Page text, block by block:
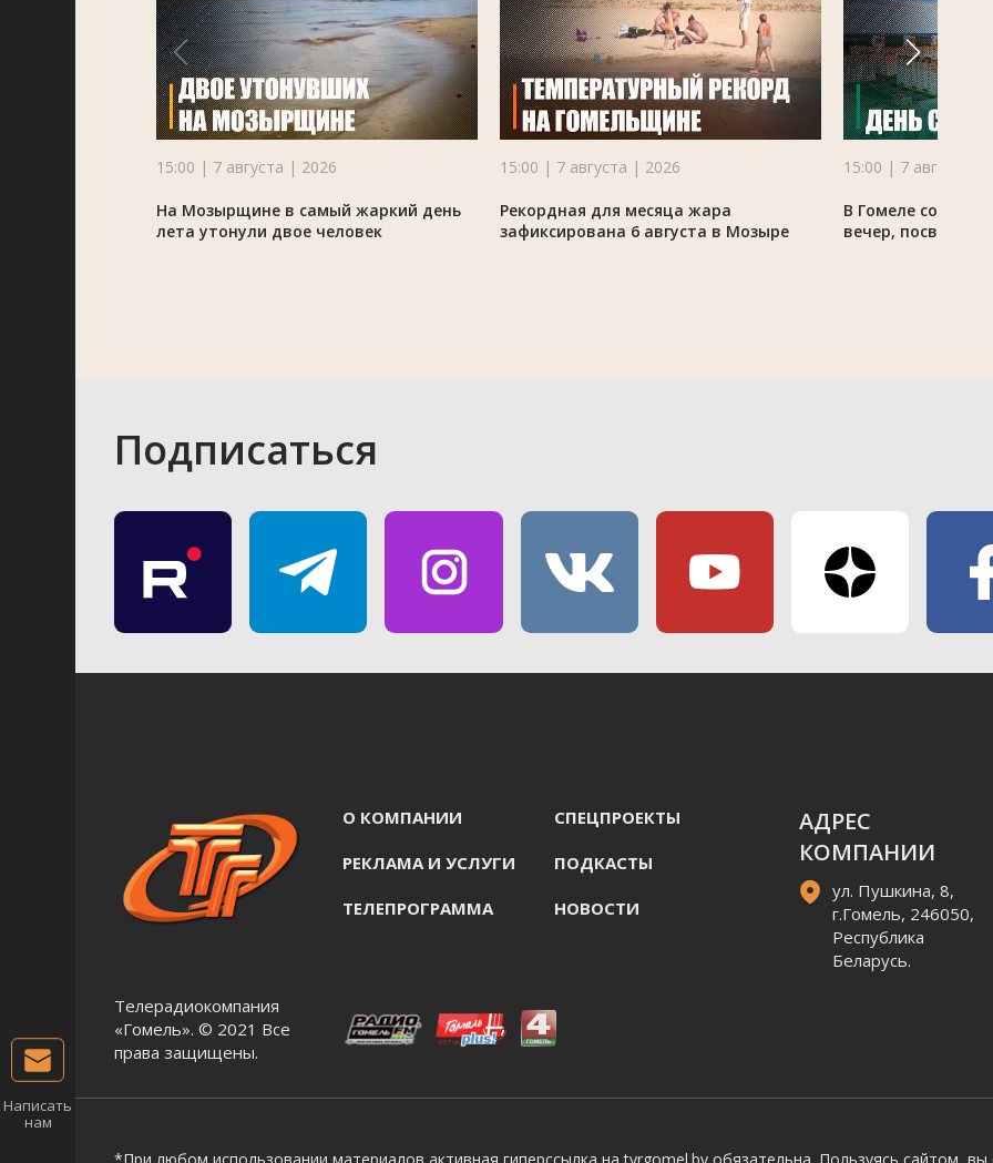
15:00 | 7 августа | 2026
На Мозырщине в самый жаркий день
лета утонули двое человек
15:00 | 7 августа | 2026
Рекордная для месяца жара
зафиксирована 6 августа в Мозыре
15:00 | 7 августа |
В Гомеле
вечер,
Подписаться
Телерадиокомпания
«Гомель». © 2021 Все
права защищены.
О КОМПАНИИ СПЕЦПРОЕКТЫ
РЕКЛАМА И УСЛУГИ ПОДКАСТЫ
ТЕЛЕПРОГРАММА НОВОСТИ
АДРЕС
КОМПАНИИ
ул. Пушкина, 8,
г.Гомель, 246050,
Республика
Беларусь.
Написать
нам